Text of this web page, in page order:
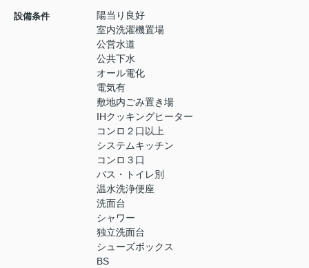
設備条件
陽当り良好
室内洗濯機置場
公営水道
公共下水
オール電化
電気有
敷地内ごみ置き場
IHクッキングヒーター
コンロ２口以上
システムキッチン
コンロ３口
バス・トイレ別
温水洗浄便座
洗面台
シャワー
独立洗面台
シューズボックス
BS